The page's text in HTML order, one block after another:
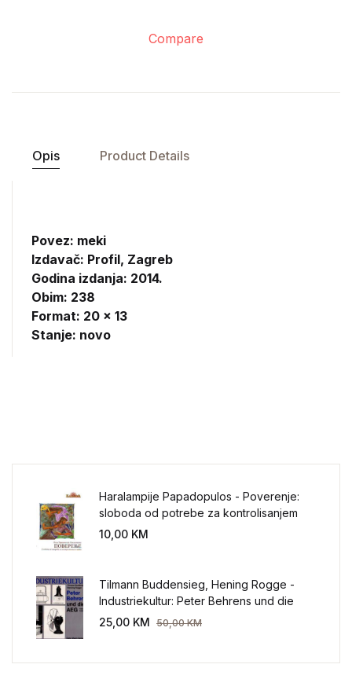
Compare
Opis Product Details
Povez: meki
Izdavač: Profil, Zagreb
Godina izdanja: 2014.
Obim: 238
Format: 20 x 13
Stanje: novo
Haralampije Papadopulos - Poverenje:
sloboda od potrebe za kontrolisanjem
sveta
10,00 KM
Tilmann Buddensieg, Hening Rogge -
Industriekultur: Peter Behrens und die
AEG 1907-1914.
25,00 KM 50,00KM